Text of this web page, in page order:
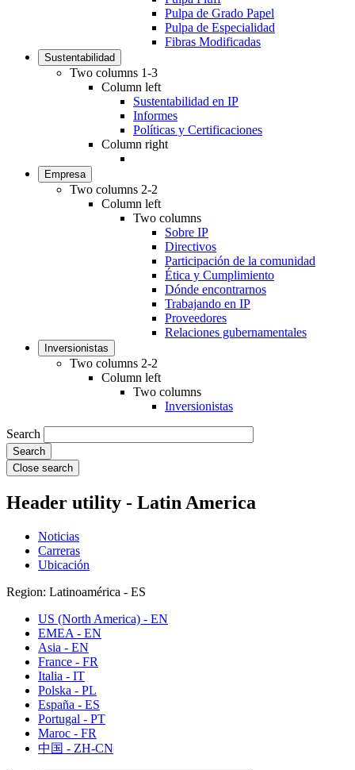
Pulpa de Grado Papel
Pulpa de Especialidad
Fibras Modificadas
Sustentabilidad
Two columns 1-3
Column left
Sustentabilidad en IP
Informes
Políticas y Certificaciones
Column right
Empresa
Two columns 2-2
Column left
Two columns
Sobre IP
Directivos
Participación de la comunidad
Ética y Cumplimiento
Dónde encontrarnos
Trabajando en IP
Proveedores
Relaciones gubernamentales
Inversionistas
Two columns 2-2
Column left
Two columns
Inversionistas
Search
Close search
Header utility - Latin America
Noticias
Carreras
Ubicación
Region: Latinoamérica - ES
US (North America) - EN
EMEA - EN
Asia - EN
France - FR
Italia - IT
Polska - PL
España - ES
Portugal - PT
Maroc - FR
中国 - ZH-CN